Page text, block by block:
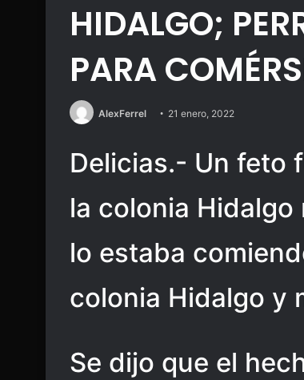
HIDALGO;
PARA
AlexFerrel 21 enero, 2022
Delicias.- Un feto
la colonia
lo estaba
colonia Hidalgo y
Se dijo que el